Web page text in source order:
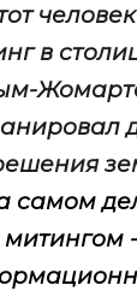
человек
в
самом
-